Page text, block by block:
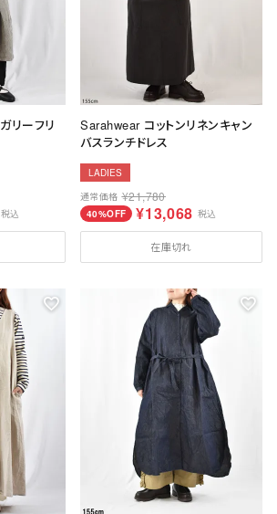
リーフリ
税込
Sarahwear コットンリネンキャン
バスランチドレス
LADIES
通常価格 ¥21,780
40%OFF ¥13,068 税込
在庫切れ